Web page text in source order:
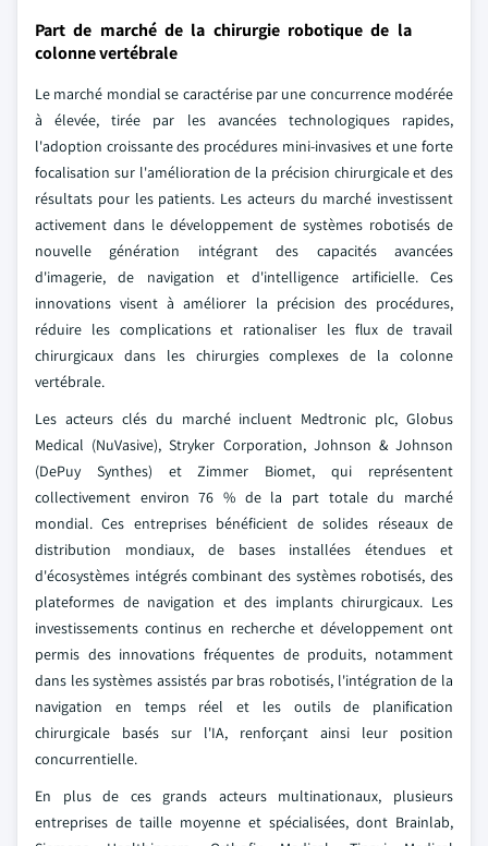
Part de marché de la chirurgie robotique de la
colonne vertébrale
Le marché mondial se caractérise par une concurrence modérée
à élevée, tirée par les avancées technologiques rapides,
l'adoption croissante des procédures mini-invasives et une forte
focalisation sur l'amélioration de la précision chirurgicale et des
résultats pour les patients. Les acteurs du marché investissent
activement dans le développement de systèmes robotisés de
nouvelle génération intégrant des capacités avancées
d'imagerie, de navigation et d'intelligence artificielle. Ces
innovations visent à améliorer la précision des procédures,
réduire les complications et rationaliser les flux de travail
chirurgicaux dans les chirurgies complexes de la colonne
vertébrale.
Les acteurs clés du marché incluent Medtronic plc, Globus
Medical (NuVasive), Stryker Corporation, Johnson & Johnson
(DePuy Synthes) et Zimmer Biomet, qui représentent
collectivement environ 76 % de la part totale du marché
mondial. Ces entreprises bénéficient de solides réseaux de
distribution mondiaux, de bases installées étendues et
d'écosystèmes intégrés combinant des systèmes robotisés, des
plateformes de navigation et des implants chirurgicaux. Les
investissements continus en recherche et développement ont
permis des innovations fréquentes de produits, notamment
dans les systèmes assistés par bras robotisés, l'intégration de la
navigation en temps réel et les outils de planification
chirurgicale basés sur l'IA, renforçant ainsi leur position
concurrentielle.
En plus de ces grands acteurs multinationaux, plusieurs
entreprises de taille moyenne et spécialisées, dont Brainlab,